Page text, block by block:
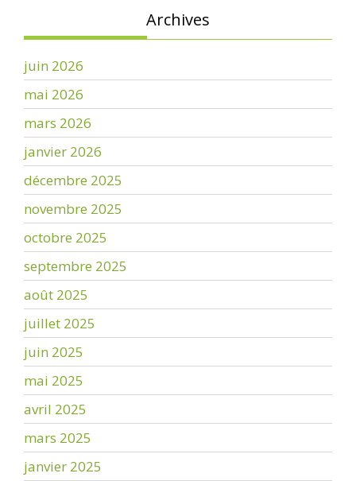
Archives
juin 2026
mai 2026
mars 2026
janvier 2026
décembre 2025
novembre 2025
octobre 2025
septembre 2025
août 2025
juillet 2025
juin 2025
mai 2025
avril 2025
mars 2025
janvier 2025